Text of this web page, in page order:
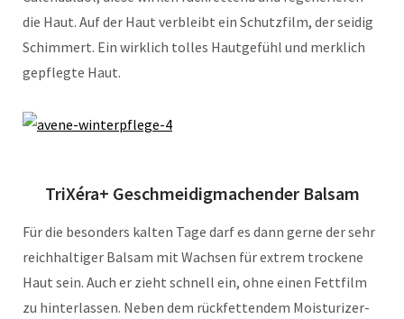
die Haut. Auf der Haut verbleibt ein Schutzfilm, der seidig
Schimmert. Ein wirklich tolles Hautgefühl und merklich
gepflegte Haut.
TriXéra+ Geschmeidigmachender Balsam
Für die besonders kalten Tage darf es dann gerne der sehr
reichhaltiger Balsam mit Wachsen für extrem trockene
Haut sein. Auch er zieht schnell ein, ohne einen Fettfilm
zu hinterlassen. Neben dem rückfettendem Moisturizer-